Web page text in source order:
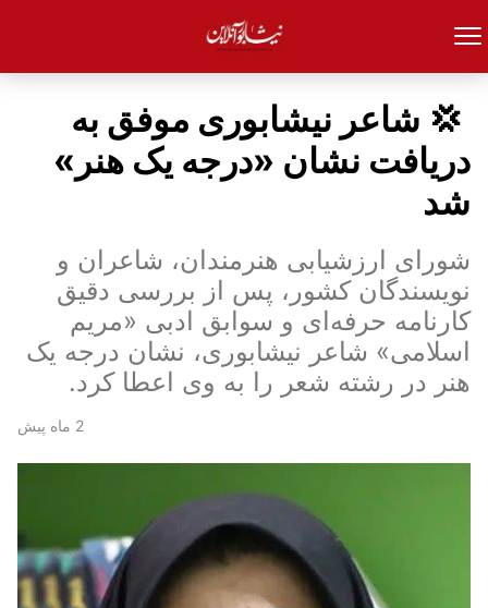
‍ ‍💢 شاعر نیشابوری موفق به
دریافت نشان «درجه یک هنر»
شد
شورای ارزشیابی هنرمندان، شاعران و
نویسندگان کشور، پس از بررسی دقیق
کارنامه حرفه‌ای و سوابق ادبی «مریم
اسلامی» شاعر نیشابوری، نشان درجه یک
هنر در رشته شعر را به وی اعطا کرد.
2 ماه پیش